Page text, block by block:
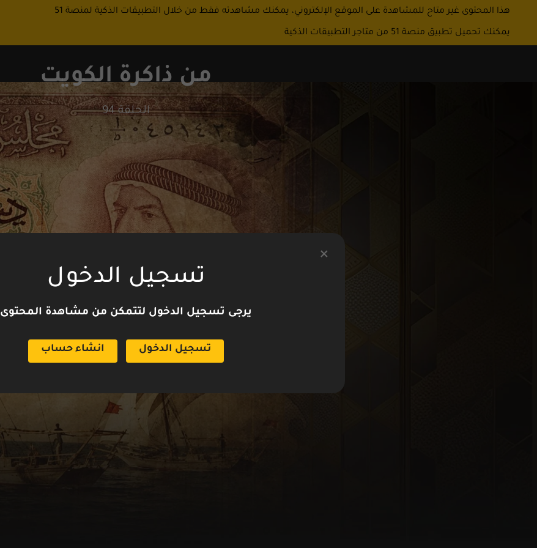
من ذاكرة الكويت
الحلقة 94
هذا المحتوى غير متاح للمشاهدة على الموقع الإلكتروني، يمكنك مشاهدته فقط من خلال التطبيقات الذكية لمنصة 51
يمكنك تحميل تطبيق منصة 51 من متاجر التطبيقات الذكية
تسجيل الدخول
يرجى تسجيل الدخول لتتمكن من مشاهدة المحتوى
تسجيل الدخول انشاء حساب